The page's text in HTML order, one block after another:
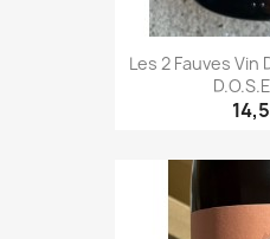
Les 2 Fauves Vin